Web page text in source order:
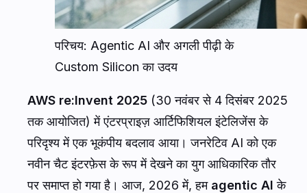
परिचय: Agentic AI और अगली पीढ़ी के
Custom Silicon का उदय
AWS re:Invent 2025 (30 नवंबर से 4 दिसंबर 2025
तक आयोजित) में एंटरप्राइज़ आर्टिफिशियल इंटेलिजेंस के
परिदृश्य में एक भूकंपीय बदलाव आया। जनरेटिव AI को एक
नवीन चैट इंटरफ़ेस के रूप में देखने का युग आधिकारिक तौर
पर समाप्त हो गया है। आज, 2026 में, हम agentic AI के